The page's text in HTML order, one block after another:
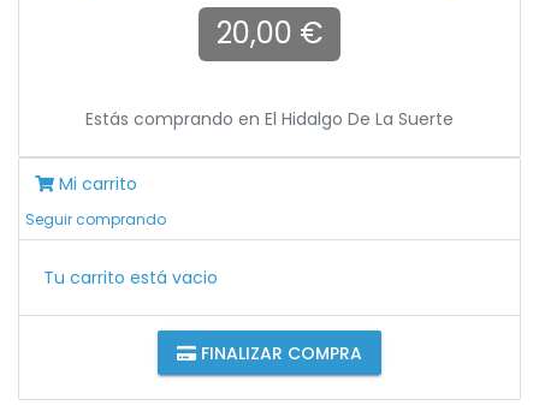
20,00 €
Estás comprando en El Hidalgo De La Suerte
Mi carrito
Seguir comprando
Tu carrito está vacio
FINALIZAR COMPRA